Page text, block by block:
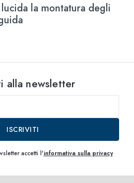
la montatura degli
alla newsletter
ISCRIVITI
accetti l'informativa sulla privacy